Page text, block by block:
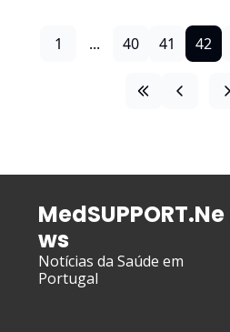
1 ... 40 41 42
MedSUPPORT.Ne
ws
Notícias da Saúde em
Portugal